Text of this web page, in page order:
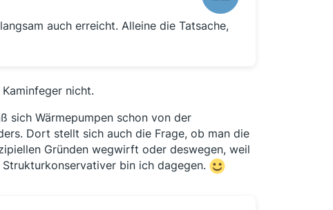
auch erreicht. Alleine die Tatsache,
nicht.
sich Wärmepumpen schon von der
Dort stellt sich auch die Frage, ob man die
Gründen wegwirft oder deswegen, weil
bin ich dagegen.